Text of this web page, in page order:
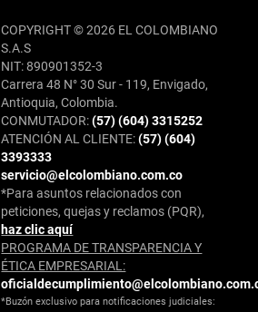
COPYRIGHT © 2026 EL COLOMBIANO
S.A.S
NIT: 890901352-3
Carrera 48 N° 30 Sur - 119, Envigado,
Antioquia, Colombia.
CONMUTADOR:(57) (604) 3315252
ATENCIÓN AL CLIENTE:(57) (604)
3393333
servicio@elcolombiano.com.co
*Para asuntos relacionados con
peticiones, quejas y reclamos (PQR),
haz clic aquí
PROGRAMA DE TRANSPARENCIA Y
ÉTICA EMPRESARIAL:
*Buzón exclusivo para notificaciones judiciales: